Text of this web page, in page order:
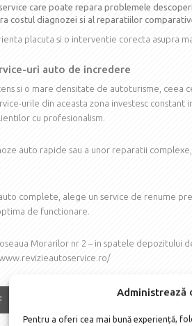
Administrează
Pentru a oferi cea mai bună experiență,
care poate repara problemele
costul diagnozei si al reparatiilor
placuta si o interventie corecta asupra
uri auto de incredere
si o mare densitate de autoturisme, ceea
urile din aceasta zona investesc constant
cu profesionalism.
auto rapide sau a unor reparatii
complete, alege un service de renume
de functionare.
Morarilor nr 2 – in spatele depozitului